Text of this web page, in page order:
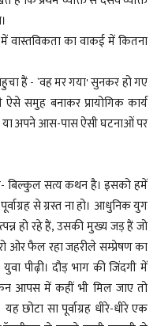
वास्तविकता का वाकई में कितना
हैं - `वह मर गया' सुनकर हो गए
समुह बनाकर प्रायोगिक कार्य
अपने आस-पास ऐसी घटनाओं पर
बिल्कुल सत्य कथन है। इसको हमें
से ग्रस्त ना हो। आधुनिक युग
हो रहे हैं, उसकी मुख्य जड़ हैं जो
ओर फैल रहा जहरीले सम्प्रेषण का
युवा पीढ़ी। दौड़ भाग की जिंदगी में
आपस में कहीं भी मिल जाए तो
छोटा सा पूर्वाग्रह धीरे-धीरे एक